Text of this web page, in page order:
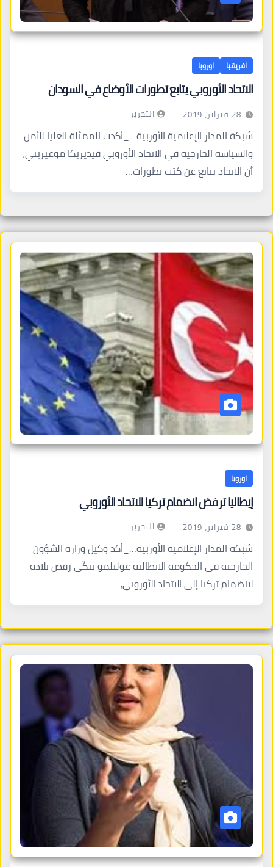
افريقيا اوروبا
الاتحاد الأوروبي يتابع تطورات الأوضاع في السودان
28 فبراير، 2019 التحرير
شبكة المدار الإعلامية الأوربية…_أكدت الممثلة العليا للأمن
والسياسة الخارجية في الاتحاد الأوروبي فيديريكا موغيريني،
أن الاتحاد يتابع عن كثب تطورات…
اوروبا
إيطاليا ترفض انضمام تركيا للاتحاد الأوروبي
28 فبراير، 2019 التحرير
شبكة المدار الإعلامية الأوربية…_أكد وكيل وزارة الشؤون
الخارجية في الحكومة الايطالية غوليلمو بيكّي رفض بلاده
لانضمام تركيا إلى الاتحاد الأوروبي،…